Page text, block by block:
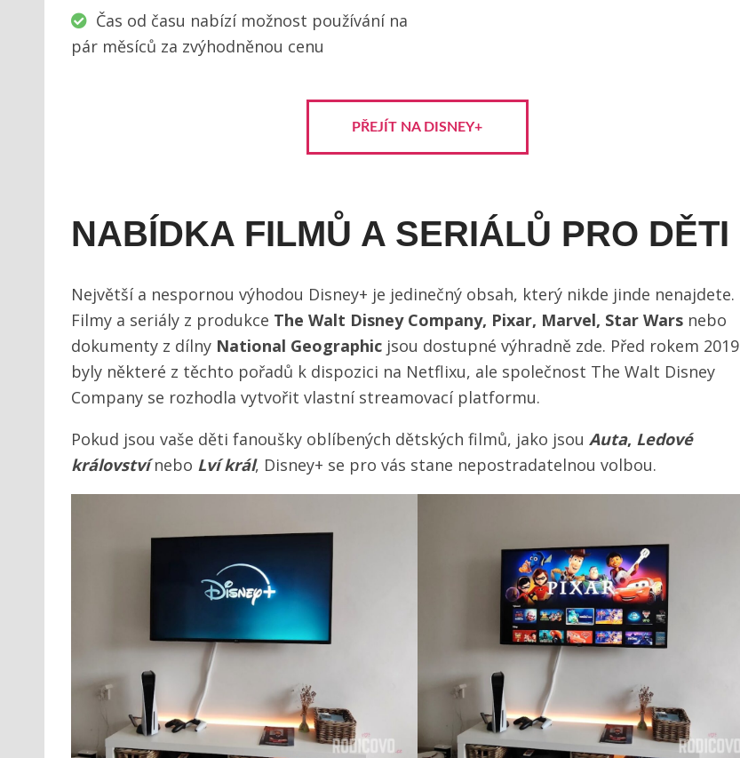
Čas od času nabízí možnost používání na
pár měsíců za zvýhodněnou cenu
PŘEJÍT NA DISNEY+
NABÍDKA FILMŮ A SERIÁLŮ PRO DĚTI
Největší a nespornou výhodou Disney+ je jedinečný obsah, který nikde jinde nenajdete.
Filmy a seriály z produkce The Walt Disney Company, Pixar, Marvel, Star Warsnebo
dokumenty z dílny National Geographicjsou dostupné výhradně zde. Před rokem 2019
byly některé z těchto pořadů k dispozici na Netflixu, ale společnost The Walt Disney
Company se rozhodla vytvořit vlastní streamovací platformu.
Pokud jsou vaše děti fanoušky oblíbených dětských filmů, jako jsou Auta, Ledové
království nebo Lví král, Disney+ se pro vás stane nepostradatelnou volbou.